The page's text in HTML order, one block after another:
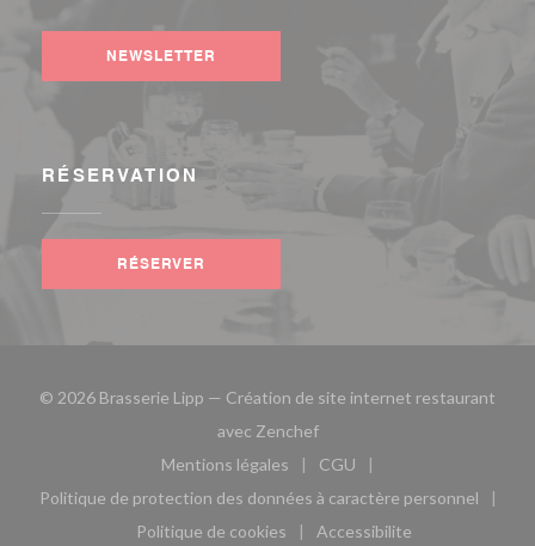
NEWSLETTER
RÉSERVATION
RÉSERVER
© 2026 Brasserie Lipp — Création de site internet restaurant
avec Zenchef((ouvre une nouvelle
Mentions légales
((ouvre une nouvelle fenêtre))
CGU
((ouvre une nouvelle
Politique de protection des données à caractère personnel
((ouvre une nouvelle fenêtre))
Politique de cookies
Accessibilite